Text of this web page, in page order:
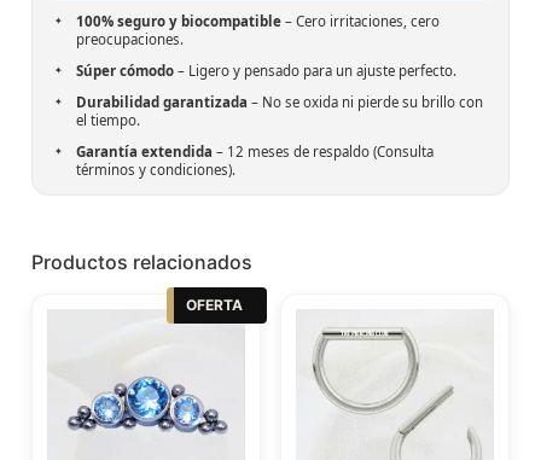
100% seguro y biocompatible – Cero irritaciones, cero
preocupaciones.
Súper cómodo – Ligero y pensado para un ajuste perfecto.
Durabilidad garantizada – No se oxida ni pierde su brillo con
el tiempo.
Garantía extendida – 12 meses de respaldo (Consulta
términos y condiciones).
Productos relacionados
OFERTA